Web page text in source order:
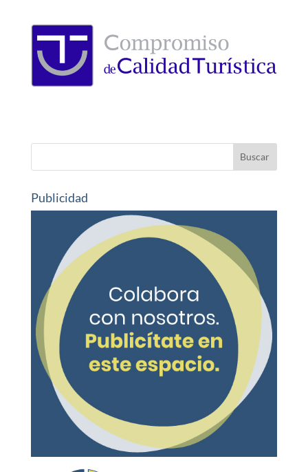
Publicidad